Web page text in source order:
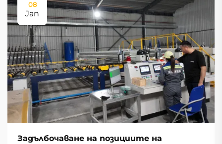
08
Jan
Задълбочаване на позициите на